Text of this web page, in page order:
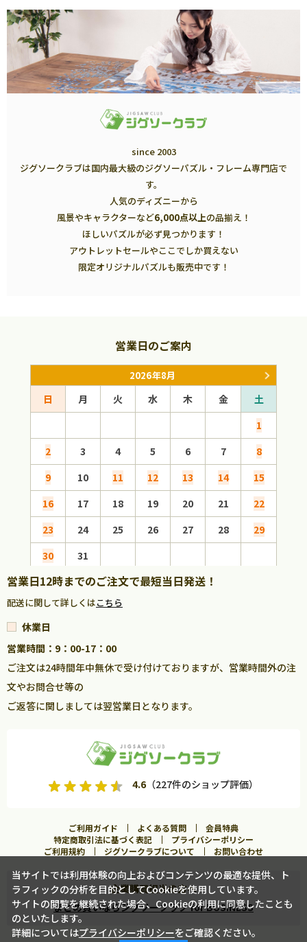
カートに入れる
この商品に合うフレームを見る
since 2003
ジグソークラブは国内最大級のジグソーパズル・フレーム専門店で
す。
人気のディズニーから
風景やキャラクターなど6,000点以上の品揃え！
ほしいパズルが必ず見つかります！
アウトレットセールやここでしか買えない
限定オリジナルパズルも販売中です！
営業日のご案内
2026年8月
日 月 火 水 木 金
土
1
2
3 4 5 6 7
8
9
10 11 12 13 14
15
16
17 18 19 20 21
22
23
24 25 26 27 28
29
30
31
営業日12時までのご注文で最短当日発送！
配送に関して詳しくはこちら
休業日
営業時間：9：00-17：00
ご注文は24時間年中無休で受け付けておりますが、営業時間外の注
文やお問合せ等の
ご返答に関しましては翌営業日となります。
4.6（227件のショップ評価）
ご利用ガイド よくある質問
会員特典
特定商取引法に基づく表記
プライバシーポリシー
ご利用規約
ジグソークラブについて お問い合わせ
企業購買担当の方へ
まとめ買いならジグソークラブ for BUSINESS
当サイトでは利用体験の向上およびコンテンツの最適な提供、ト
ラフィックの分析を目的としてCookieを使用しています。
サイトの閲覧を継続された場合、Cookieの利用に同意したことも
のといたします。
詳細についてはプライバシーポリシーをご確認ください。